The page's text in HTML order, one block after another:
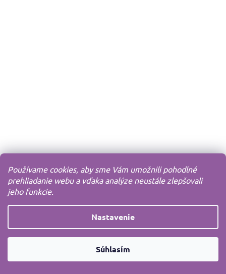
Používame cookies, aby sme Vám umožnili pohodlné
prehliadanie webu a vďaka analýze neustále zlepšovali
jeho funkcie.
Nastavenie
Súhlasím